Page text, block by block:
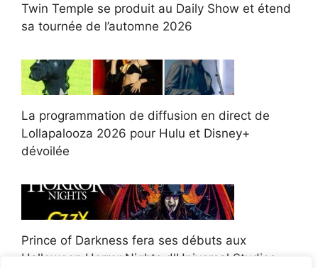
Twin Temple se produit au Daily Show et étend
sa tournée de l’automne 2026
La programmation de diffusion en direct de
Lollapalooza 2026 pour Hulu et Disney+
dévoilée
Prince of Darkness fera ses débuts aux
Halloween Horror Nights d'Universal Studios